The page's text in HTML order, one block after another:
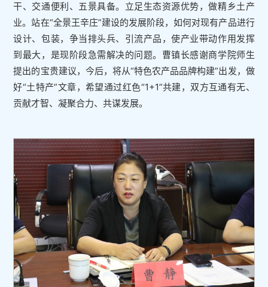
干、交通便利、五景具备。立足生态资源优势，做精乡土产
业。站在“全景王辛庄”建设的发展阶段，如何对现有产品进行
设计、包装，争当排头兵、引流产品，使产业带动作用发挥
到最大，是现阶段急需解决的问题。曹镇长感谢商学院师生
提出的宝贵建议，今后，将从“特色农产品品牌构建”出发，做
好“土特产”文章，希望通过红色“1+1”共建，双方互通有无、
贡献才智、凝聚合力、共谋发展。